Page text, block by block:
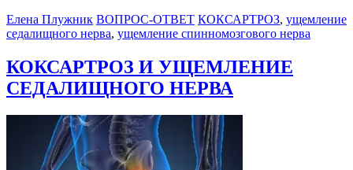
Елена Плужник ВОПРОС-ОТВЕТ КОКСАРТРОЗ, ущемление
седалищного нерва, ущемление спинномозгового нерва
КОКСАРТРОЗ И УЩЕМЛЕНИЕ
СЕДАЛИЩНОГО НЕРВА